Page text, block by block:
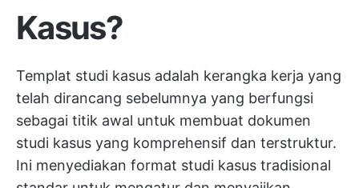
Kasus?
Templat studi kasus adalah kerangka kerja yang
telah dirancang sebelumnya yang berfungsi
sebagai titik awal untuk membuat dokumen
studi kasus yang komprehensif dan terstruktur.
Ini menyediakan format studi kasus tradisional